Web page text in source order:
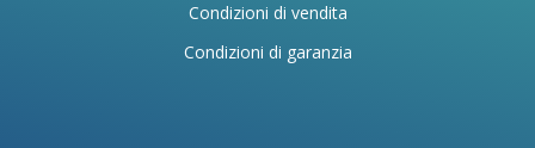
Condizioni di vendita
Condizioni di garanzia